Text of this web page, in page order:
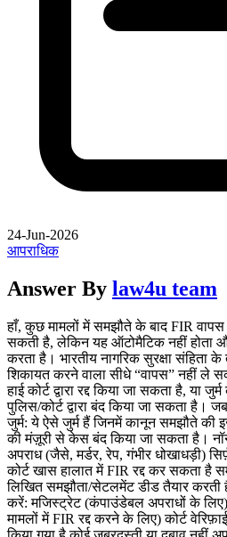
24-Jun-2026
आपराधिक
Answer By law4u team
हाँ, कुछ मामलों में समझौते के बाद FIR
सकती है, लेकिन यह ऑटोमैटिक नहीं होता
करता है। भारतीय नागरिक सुरक्षा संहिता
शिकायत करने वाला सीधे “वापस” नहीं ले
हाई कोर्ट द्वारा रद्द किया जा सकता है,
पुलिस/कोर्ट द्वारा बंद किया जा सकता है।
जुर्म: ये ऐसे जुर्म हैं जिनमें कानून समझौते की
की मंज़ूरी से केस बंद किया जा सकता है।
अपराध (जैसे, मर्डर, रेप, गंभीर धोखाधड़ी)
कोर्ट खास हालात में FIR रद्द कर सकता है
लिखित समझौता/सेटलमेंट डीड तैयार
करें: मजिस्ट्रेट (कंपाउंडेबल अपराधों के
मामलों में FIR रद्द करने के लिए) कोर्ट